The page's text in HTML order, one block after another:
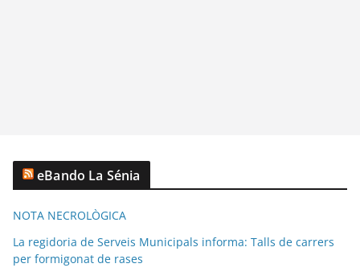
eBando La Sénia
NOTA NECROLÒGICA
La regidoria de Serveis Municipals informa: Talls de carrers
per formigonat de rases